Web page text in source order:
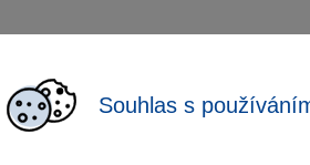
Souhlas s